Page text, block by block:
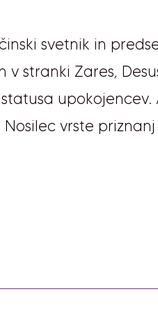
svetnik in
stranki Zares,
upokojencev.
vrste priznanj